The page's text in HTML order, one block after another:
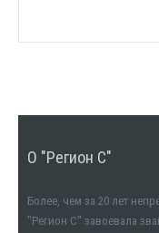
О "Регион С"
Более, чем за 20 лет
"Регион С" завоевала